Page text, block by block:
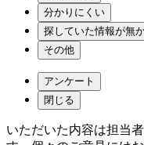
分かりにくい
探していた情報が無
その他
アンケート
閉じる
いただいた内容は担当